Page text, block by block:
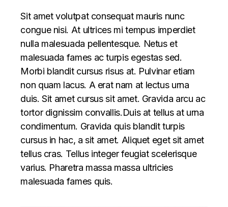
Sit amet volutpat consequat mauris nunc
congue nisi. At ultrices mi tempus imperdiet
nulla malesuada pellentesque. Netus et
malesuada fames ac turpis egestas sed.
Morbi blandit cursus risus at. Pulvinar etiam
non quam lacus. A erat nam at lectus urna
duis. Sit amet cursus sit amet. Gravida arcu ac
tortor dignissim convallis.Duis at tellus at urna
condimentum. Gravida quis blandit turpis
cursus in hac, a sit amet. Aliquet eget sit amet
tellus cras. Tellus integer feugiat scelerisque
varius. Pharetra massa massa ultricies
malesuada fames quis.